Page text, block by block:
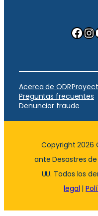
Facebook Instagram
Acerca de ODR
Preguntas frecuentes
Denunciar fraude
Copyright 2026
ante Desastres de
UU. Todos los
legal |